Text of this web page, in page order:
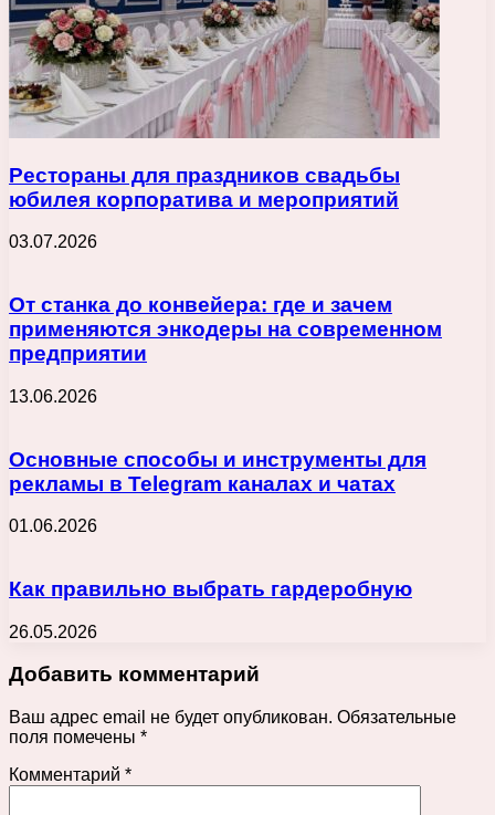
Рестораны для праздников свадьбы
юбилея корпоратива и мероприятий
03.07.2026
От станка до конвейера: где и зачем
применяются энкодеры на современном
предприятии
13.06.2026
Основные способы и инструменты для
рекламы в Telegram каналах и чатах
01.06.2026
Как правильно выбрать гардеробную
26.05.2026
Добавить комментарий
Ваш адрес email не будет опубликован. Обязательные
поля помечены *
Комментарий *